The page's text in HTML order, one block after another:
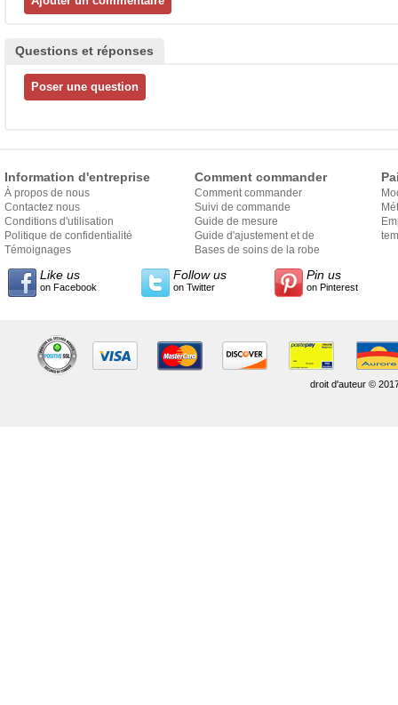
Questions et réponses
Information d'entreprise
À propos de nous
Contactez nous
Conditions d'utilisation
Politique de confidentialité
Témoignages
Comment commander
Comment commander
Suivi de commande
Guide de mesure
Guide d'ajustement et de
style
Bases de soins de la robe
Like us
on Facebook
Follow us
on Twitter
Pin us
on Pinterest
droit d'auteur ©